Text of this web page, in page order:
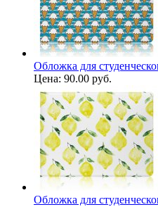
Обложка для
Цена: 90.00 руб.
Обложка для